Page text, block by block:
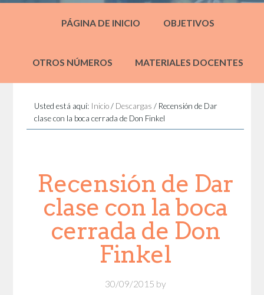
PÁGINA DE INICIO OBJETIVOS
OTROS NÚMEROS MATERIALES DOCENTES
Usted está aquí: Inicio / Descargas / Recensión de Dar
clase con la boca cerrada de Don Finkel
Recensión de Dar
clase con la boca
cerrada de Don
Finkel
30/09/2015 by